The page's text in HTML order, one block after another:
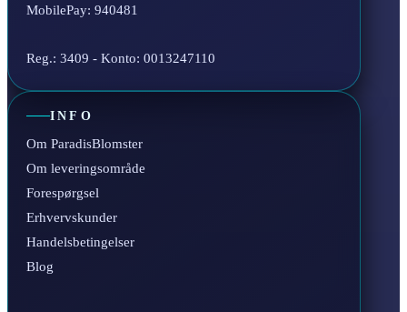
MobilePay: 940481
Reg.: 3409 - Konto: 0013247110
INFO
Om ParadisBlomster
Om leveringsområde
Forespørgsel
Erhvervskunder
Handelsbetingelser
Blog